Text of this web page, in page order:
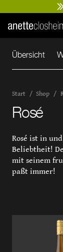
Übersicht
Start / Shop /
Rosé
Rosé ist in
Beliebtheit!
mit seinem
paßt immer!